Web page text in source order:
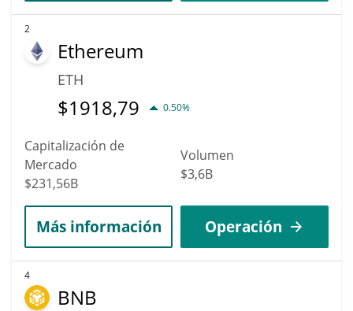
2
Ethereum
ETH
$1918,79 0.50%
Capitalización de
Mercado
$231,56B
Volumen
$3,6B
Más información Operación
4
BNB